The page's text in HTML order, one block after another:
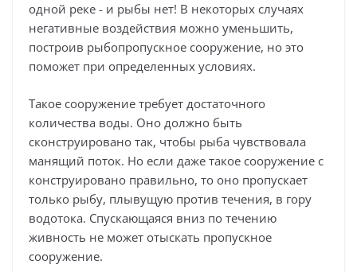
одной реке - и рыбы нет! В некоторых случаях
негативные воздействия можно уменьшить,
построив рыбопропускное сооружение, но это
поможет при определенных условиях.
Такое сооружение требует достаточного
количества воды. Оно должно быть
сконструировано так, чтобы рыба чувствовала
манящий поток. Но если даже такое сооружение с
конструировано правильно, то оно пропускает
только рыбу, плывущую против течения, в гору
водотока. Спускающаяся вниз по течению
живность не может отыскать пропускное
сооружение.